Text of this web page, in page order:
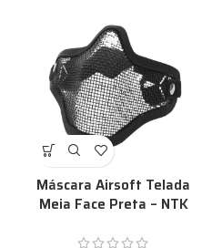
Máscara Airsoft Telada
Meia Face Preta – NTK